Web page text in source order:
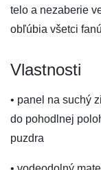
telo a nezaberie
obľúbia všetci
Vlastnosti
• panel na suchý
do pohodlnej
puzdra